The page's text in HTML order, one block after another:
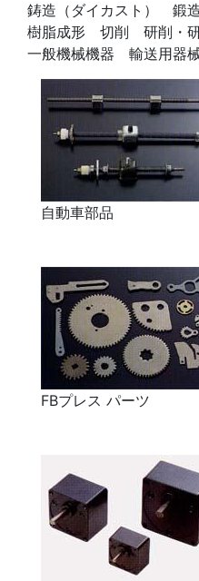
鋳造（ダイカスト） 鍛
樹脂成形 切削 研削・
一般機械機器 輸送用器
自動車部品
FBプレス パーツ